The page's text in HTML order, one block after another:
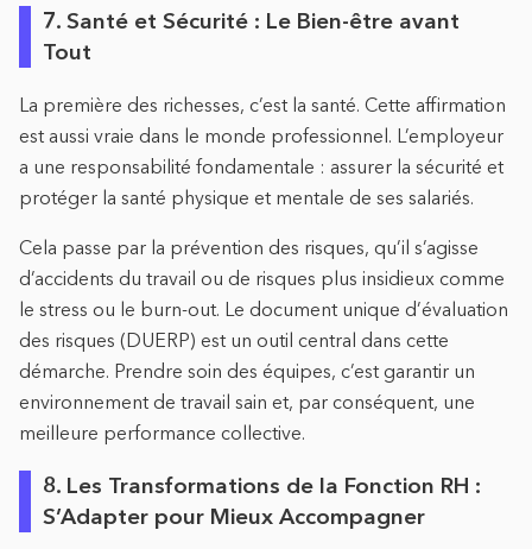
7. Santé et Sécurité : Le Bien-être avant
Tout
La première des richesses, c’est la santé. Cette affirmation
est aussi vraie dans le monde professionnel. L’employeur
a une responsabilité fondamentale : assurer la sécurité et
protéger la santé physique et mentale de ses salariés.
Cela passe par la prévention des risques, qu’il s’agisse
d’accidents du travail ou de risques plus insidieux comme
le stress ou le burn-out. Le document unique d’évaluation
des risques (DUERP) est un outil central dans cette
démarche. Prendre soin des équipes, c’est garantir un
environnement de travail sain et, par conséquent, une
meilleure performance collective.
8. Les Transformations de la Fonction RH :
S’Adapter pour Mieux Accompagner